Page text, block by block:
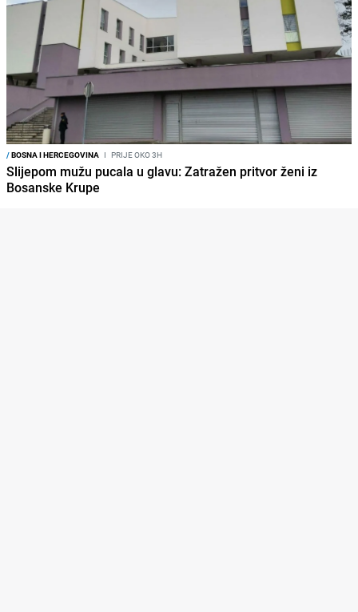
/BOSNA I HERCEGOVINA I PRIJE OKO 3H
Slijepom mužu pucala u glavu: Zatražen pritvor ženi iz
Bosanske Krupe